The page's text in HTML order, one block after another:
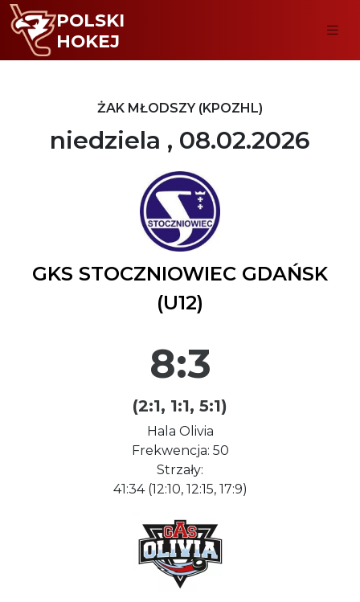
POLSKI
HOKEJ
ŻAK MŁODSZY (KPOZHL)
niedziela , 08.02.2026
GKS STOCZNIOWIEC GDAŃSK
(U12)
8:3
(2:1, 1:1, 5:1)
Hala Olivia
Frekwencja: 50
Strzały:
41:34 (12:10, 12:15, 17:9)